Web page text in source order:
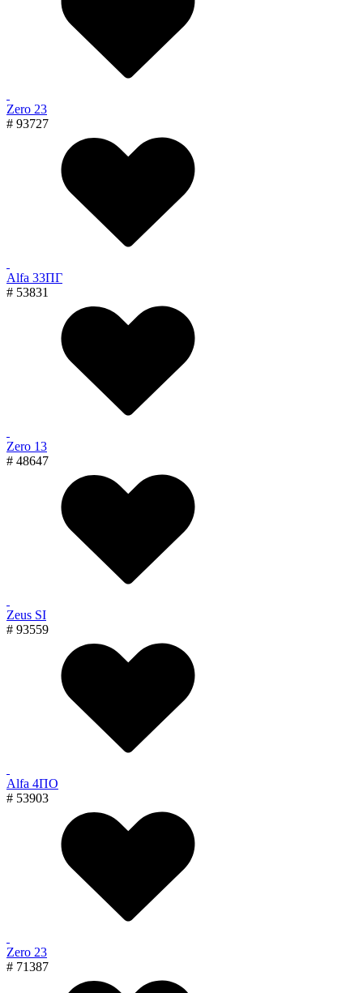
Zero 23
# 93727
Alfa 33ПГ
# 53831
Zero 13
# 48647
Zeus SI
# 93559
Alfa 4ПО
# 53903
Zero 23
# 71387